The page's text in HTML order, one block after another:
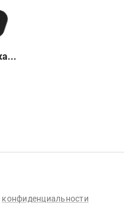
конфиденциальности